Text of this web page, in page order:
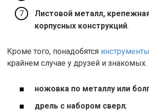
Листовой металл,
корпусных конструкций.
Кроме того, понадобятся инструменты
крайнем случае у друзей и знакомых.
ножовка по металлу или
дрель с набором сверл;